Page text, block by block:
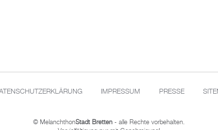
IMPRESSUM PRESSE
© MelanchthonStadt Bretten - alle Rechte vorbehalten.